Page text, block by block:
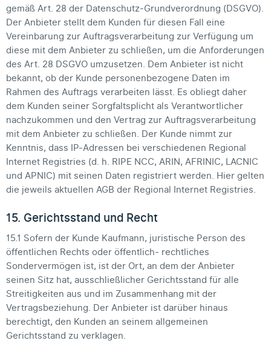
gemäß Art. 28 der Datenschutz-Grundverordnung (DSGVO).
Der Anbieter stellt dem Kunden für diesen Fall eine
Vereinbarung zur Auftragsverarbeitung zur Verfügung um
diese mit dem Anbieter zu schließen, um die Anforderungen
des Art. 28 DSGVO umzusetzen. Dem Anbieter ist nicht
bekannt, ob der Kunde personenbezogene Daten im
Rahmen des Auftrags verarbeiten lässt. Es obliegt daher
dem Kunden seiner Sorgfaltsplicht als Verantwortlicher
nachzukommen und den Vertrag zur Auftragsverarbeitung
mit dem Anbieter zu schließen. Der Kunde nimmt zur
Kenntnis, dass IP-Adressen bei verschiedenen Regional
Internet Registries (d. h. RIPE NCC, ARIN, AFRINIC, LACNIC
und APNIC) mit seinen Daten registriert werden. Hier gelten
die jeweils aktuellen AGB der Regional Internet Registries.
15. Gerichtsstand und Recht
15.1 Sofern der Kunde Kaufmann, juristische Person des
öffentlichen Rechts oder öffentlich- rechtliches
Sondervermögen ist, ist der Ort, an dem der Anbieter
seinen Sitz hat, ausschließlicher Gerichtsstand für alle
Streitigkeiten aus und im Zusammenhang mit der
Vertragsbeziehung. Der Anbieter ist darüber hinaus
berechtigt, den Kunden an seinem allgemeinen
Gerichtsstand zu verklagen.